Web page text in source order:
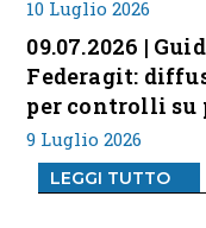
10 Luglio 2026
09.07.2026 |
Federagit:
per controlli su
9 Luglio 2026
LEGGI TUTTO